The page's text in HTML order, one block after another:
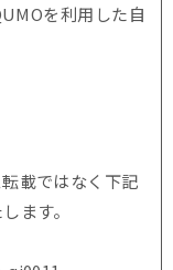
を利用した自
載ではなく下記
ます。